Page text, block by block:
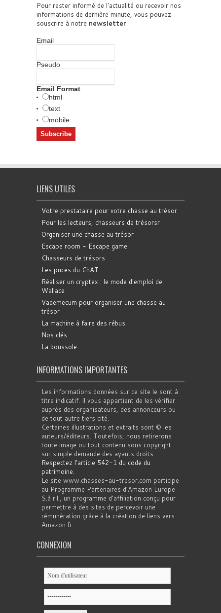
Pour rester informé de l'actualité ou recevoir nos
informations de dernière minute, vous pouvez
souscrire à notre newsletter.
Email
Pseudo
Email Format
html
text
mobile
LIENS UTILES
Votre prestataire pour votre chasse au trésor
Pour les lecteurs, chasseurs de trésorsr
Organiser une chasse au trésor
Escape room - Escape game
Chasseurs de trésors
Les puces du ChAT
Réaliser un cryptex : le mode d'emploi de
Wallace
Vademecum pour organiser une chasse au
trésor
La machine à faire des rébus
Nos clés
La boussole
INFORMATIONS IMPORTANTES
Les informations données sur ce site le sont à
titre indicatif. Il vous appartient de les vérifier
auprès des organisateurs, des annonceurs ou
de tout autre tiers cité.
Certaines illustrations et extraits sont © les
auteurs/éditeurs. Toutefois, nous retirerons
toute image ou tout contenu sous copyright
sur simple demande des ayants droits.
Respectez l'article 542-1 du code du
patrimoine.
Le site www.chasses-au-tresor.com participe
au Programme Partenaires d’Amazon Europe
S.à r.l., un programme d’affiliation conçu pour
permettre à des sites de percevoir une
rémunération grâce à la création de liens vers
Amazon.fr
CONNEXION